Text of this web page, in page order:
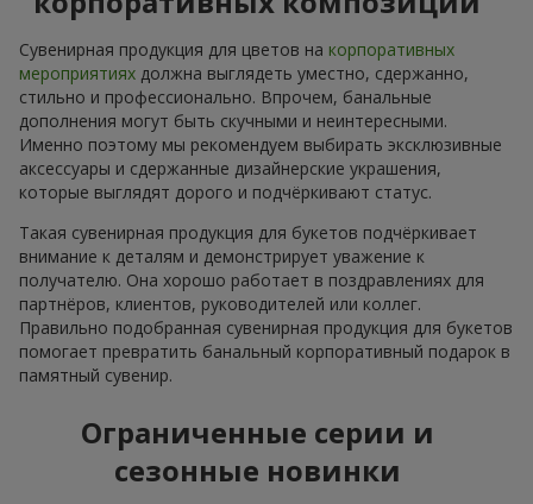
Сувенирная продукция для цветов на корпоративных
мероприятиях должна выглядеть уместно, сдержанно,
стильно и профессионально. Впрочем, банальные
дополнения могут быть скучными и неинтересными.
Именно поэтому мы рекомендуем выбирать эксклюзивные
аксессуары и сдержанные дизайнерские украшения,
которые выглядят дорого и подчёркивают статус.
Такая сувенирная продукция для букетов подчёркивает
внимание к деталям и демонстрирует уважение к
получателю. Она хорошо работает в поздравлениях для
партнёров, клиентов, руководителей или коллег.
Правильно подобранная сувенирная продукция для букетов
помогает превратить банальный корпоративный подарок в
памятный сувенир.
Ограниченные серии и
сезонные новинки